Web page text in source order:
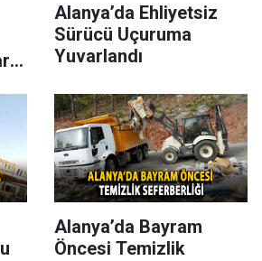
Alanya’da Ehliyetsiz
Sürücü Uçuruma
Yuvarlandı
Alanya’da Bayram
Öncesi Temizlik